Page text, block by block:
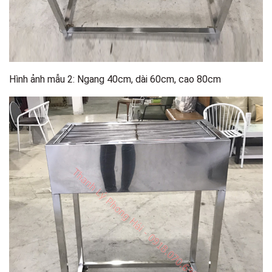
Hình ảnh mẫu 2: Ngang 40cm, dài 60cm, cao 80cm